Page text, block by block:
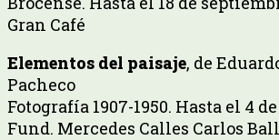
Gran Café
Elementos del paisaje, de
Pacheco
Fotografía 1907-1950. Hasta el 4
Fund. Mercedes Calles Carlos